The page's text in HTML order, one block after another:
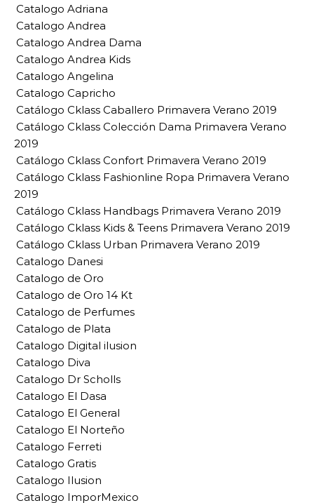
Catalogo Adriana
Catalogo Andrea
Catalogo Andrea Dama
Catalogo Andrea Kids
Catalogo Angelina
Catalogo Capricho
Catálogo Cklass Caballero Primavera Verano 2019
Catálogo Cklass Colección Dama Primavera Verano
2019
Catálogo Cklass Confort Primavera Verano 2019
Catálogo Cklass Fashionline Ropa Primavera Verano
2019
Catálogo Cklass Handbags Primavera Verano 2019
Catálogo Cklass Kids & Teens Primavera Verano 2019
Catálogo Cklass Urban Primavera Verano 2019
Catalogo Danesi
Catalogo de Oro
Catalogo de Oro 14 Kt
Catalogo de Perfumes
Catalogo de Plata
Catalogo Digital ilusion
Catalogo Diva
Catalogo Dr Scholls
Catalogo El Dasa
Catalogo El General
Catalogo El Norteño
Catalogo Ferreti
Catalogo Gratis
Catalogo Ilusion
Catalogo ImporMexico